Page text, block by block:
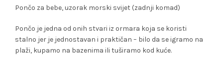
Pončo za bebe, uzorak morski svijet (zadnji komad)
Pončo je jedna od onih stvari iz ormara koja se koristi
stalno jer je jednostavan i praktičan – bilo da se igramo na
plaži, kupamo na bazenima ili tuširamo kod kuće.